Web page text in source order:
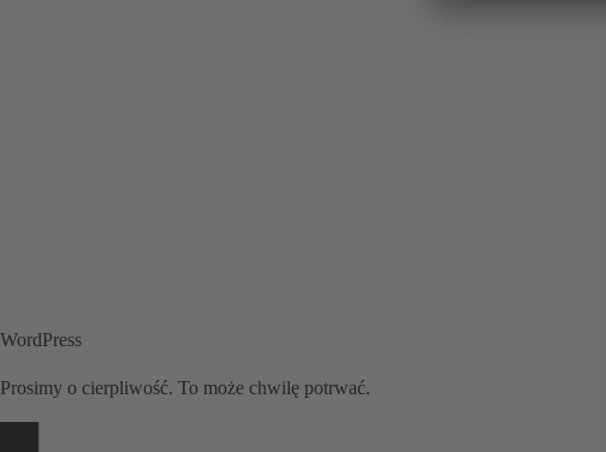
WordPress
Prosimy o cierpliwość. To może chwilę potrwać.